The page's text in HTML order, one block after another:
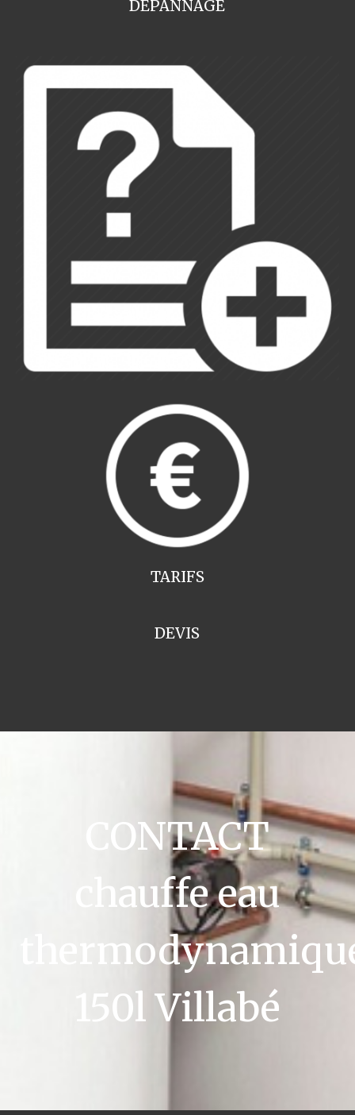
DEPANNAGE
TARIFS
DEVIS
CONTACT
chauffe eau
150l Villabé